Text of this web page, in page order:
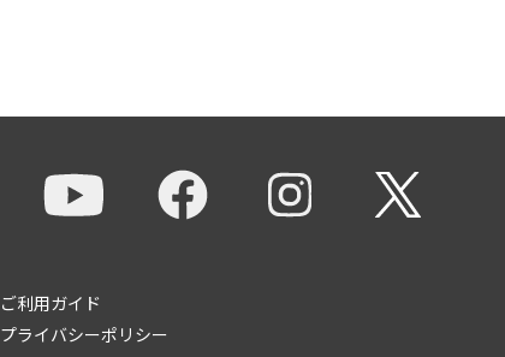
ご利用ガイド
プライバシーポリシー